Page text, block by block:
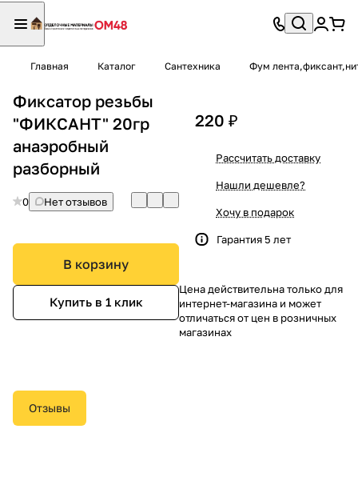
Главная Каталог Сантехника Фум
Фиксатор резьбы
"ФИКСАНТ" 20гр
анаэробный
разборный
0 Нет отзывов
В корзину
Купить в 1 клик
220 ₽
Рассчитать доставку
Нашли дешевле?
Хочу в подарок
Гарантия 5 лет
Цена действительна только для
интернет-магазина и может
отличаться от цен в розничных
магазинах
Отзывы